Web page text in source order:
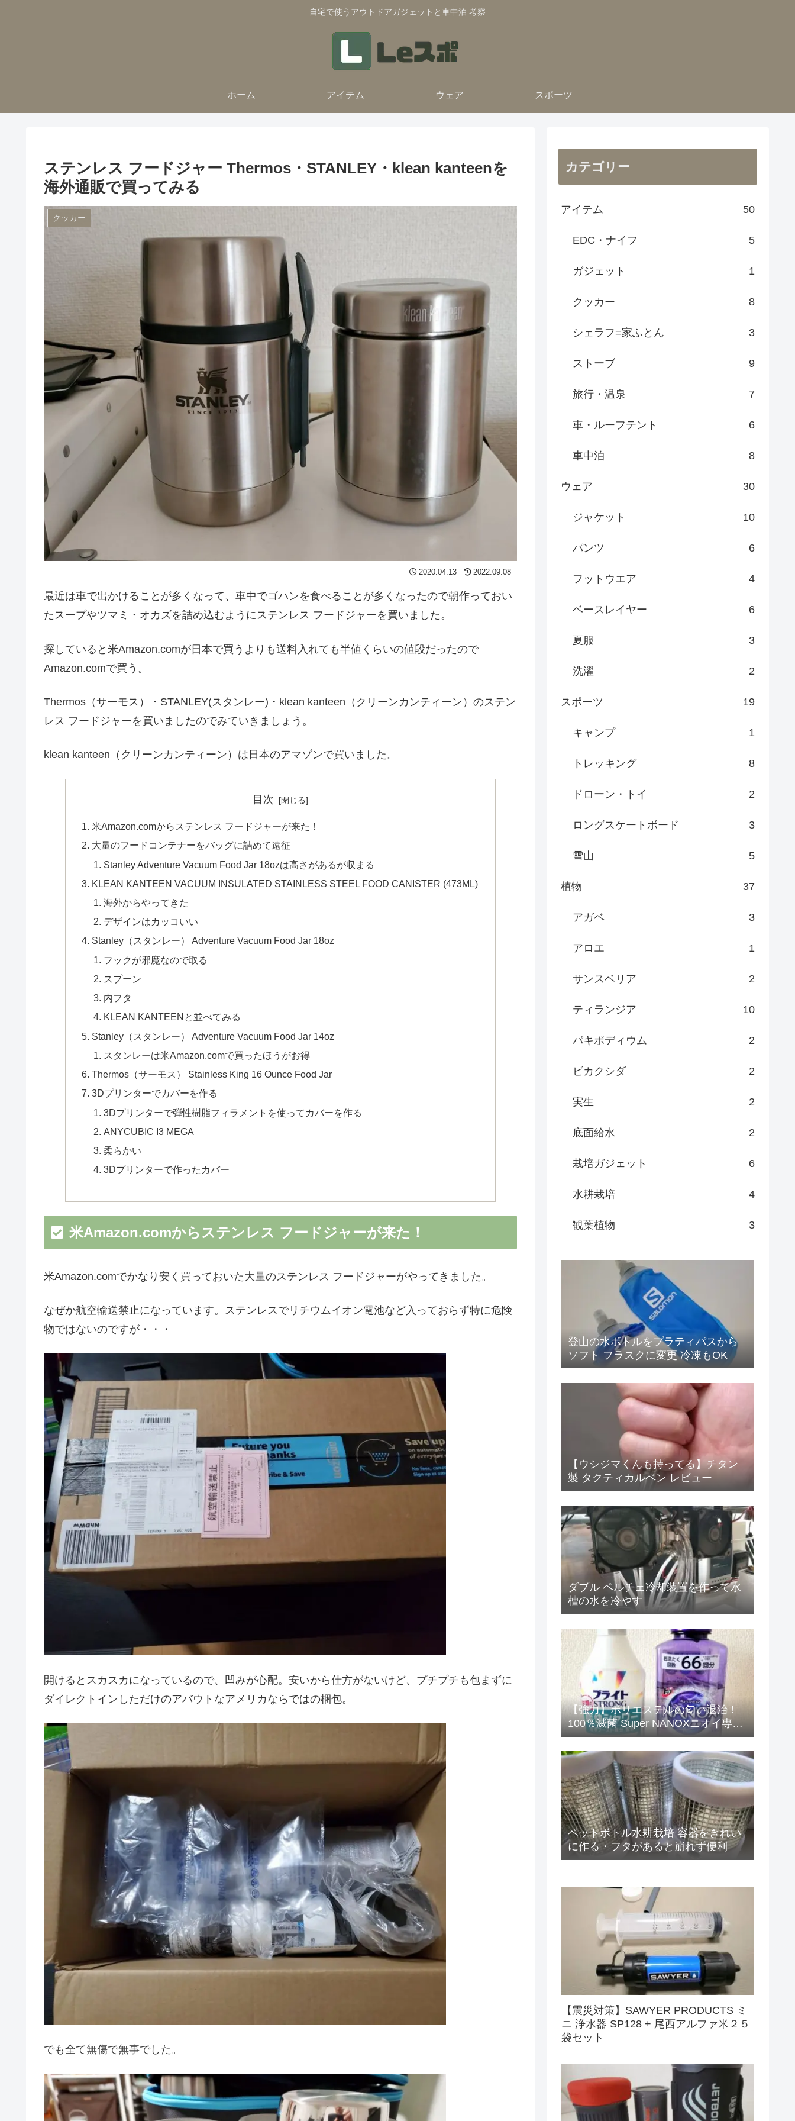
自宅で使うアウトドアガジェットと車中泊 考察
ホーム アイテム ウェア スポーツ
ステンレス フードジャー Thermos・STANLEY・klean kanteenを
海外通販で買ってみる
クッカー
2020.04.13 2022.09.08
最近は車で出かけることが多くなって、車中でゴハンを食べることが多くなったので朝作っておい
たスープやツマミ・オカズを詰め込むようにステンレス フードジャーを買いました。
探していると米Amazon.comが日本で買うよりも送料入れても半値くらいの値段だったので
Amazon.comで買う。
Thermos（サーモス）・STANLEY(スタンレー)・klean kanteen（クリーンカンティーン）のステン
レス フードジャーを買いましたのでみていきましょう。
klean kanteen（クリーンカンティーン）は日本のアマゾンで買いました。
目次
米Amazon.comからステンレス フードジャーが来た！
大量のフードコンテナーをバッグに詰めて遠征
Stanley Adventure Vacuum Food Jar 18ozは高さがあるが収まる
KLEAN KANTEEN VACUUM INSULATED STAINLESS STEEL FOOD CANISTER (473ML)
海外からやってきた
デザインはカッコいい
Stanley（スタンレー） Adventure Vacuum Food Jar 18oz
フックが邪魔なので取る
スプーン
内フタ
KLEAN KANTEENと並べてみる
Stanley（スタンレー） Adventure Vacuum Food Jar 14oz
スタンレーは米Amazon.comで買ったほうがお得
Thermos（サーモス） Stainless King 16 Ounce Food Jar
3Dプリンターでカバーを作る
3Dプリンターで弾性樹脂フィラメントを使ってカバーを作る
ANYCUBIC I3 MEGA
柔らかい
3Dプリンターで作ったカバー
米Amazon.comからステンレス フードジャーが来た！
米Amazon.comでかなり安く買っておいた大量のステンレス フードジャーがやってきました。
なぜか航空輸送禁止になっています。ステンレスでリチウムイオン電池など入っておらず特に危険
物ではないのですが・・・
開けるとスカスカになっているので、凹みが心配。安いから仕方がないけど、プチプチも包まずに
ダイレクトインしただけのアバウトなアメリカならではの梱包。
でも全て無傷で無事でした。
カテゴリー
アイテム 50
EDC・ナイフ 5
ガジェット 1
クッカー 8
シェラフ=家ふとん 3
ストーブ 9
旅行・温泉 7
車・ルーフテント 6
車中泊 8
ウェア 30
ジャケット 10
パンツ 6
フットウエア 4
ベースレイヤー 6
夏服 3
洗濯 2
スポーツ 19
キャンプ 1
トレッキング 8
ドローン・トイ 2
ロングスケートボード 3
雪山 5
植物 37
アガベ 3
アロエ 1
サンスベリア 2
ティランジア 10
パキポディウム 2
ビカクシダ 2
実生 2
底面給水 2
栽培ガジェット 6
水耕栽培 4
観葉植物 3
登山の水ボトルをプラティパスから
ソフト フラスクに変更 冷凍もOK
【ウシジマくんも持ってる】チタン
製 タクティカルペン レビュー
ダブル ペルチェ冷却装置を作って水
槽の水を冷やす
【強力】ポリエステルの匂い退治！
100％滅菌 Super NANOXニオイ専用
+ブライトSTRONG爽快シャワーで完
璧
ペットボトル水耕栽培 容器をきれい
に作る・フタがあると崩れず便利
【震災対策】SAWYER PRODUCTS ミ
ニ 浄水器 SP128 + 尾西アルファ米２５
袋セット